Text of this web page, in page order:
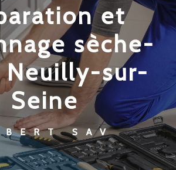
sèche-
sur-
Seine
SAV